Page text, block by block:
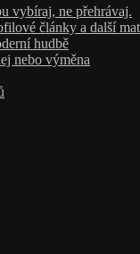
jazzu,
vybíraj, ne přehrávaj.
články a další
hudbě
nebo výměna